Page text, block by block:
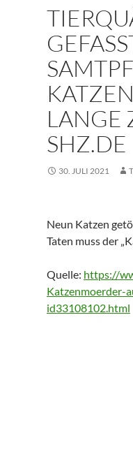
LANGE
SHZ.DE
30. JULI 2021
Neun Katzen
Taten muss der
Quelle: https://
Katzenmoerder-
id33108102.html